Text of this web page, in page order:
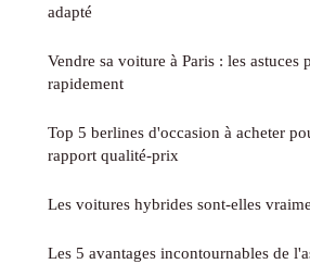
adapté
Vendre sa voiture à Paris : les astuces
rapidement
Top 5 berlines d'occasion à acheter
rapport qualité-prix
Les voitures hybrides sont-elles
Les 5 avantages incontournables de